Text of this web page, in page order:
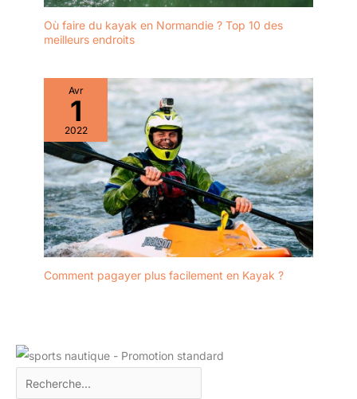
Où faire du kayak en Normandie ? Top 10 des
meilleurs endroits
Avr
1
2022
Comment pagayer plus facilement en Kayak ?